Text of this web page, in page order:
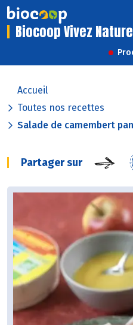
Biocoop Vivez
Accueil
Toutes nos recettes
Salade de camembert
Partager sur